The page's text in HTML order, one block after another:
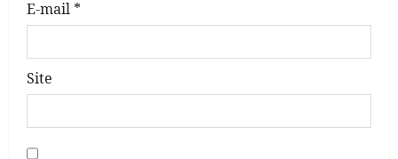
E-mail *
Site